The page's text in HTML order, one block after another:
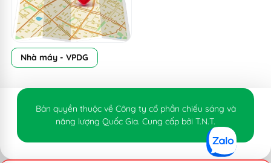
Nhà máy - VPDG
Bản quyền thuộc về Công ty cổ phần chiếu sáng và
năng lượng Quốc Gia. Cung cấp bởi T.N.T.